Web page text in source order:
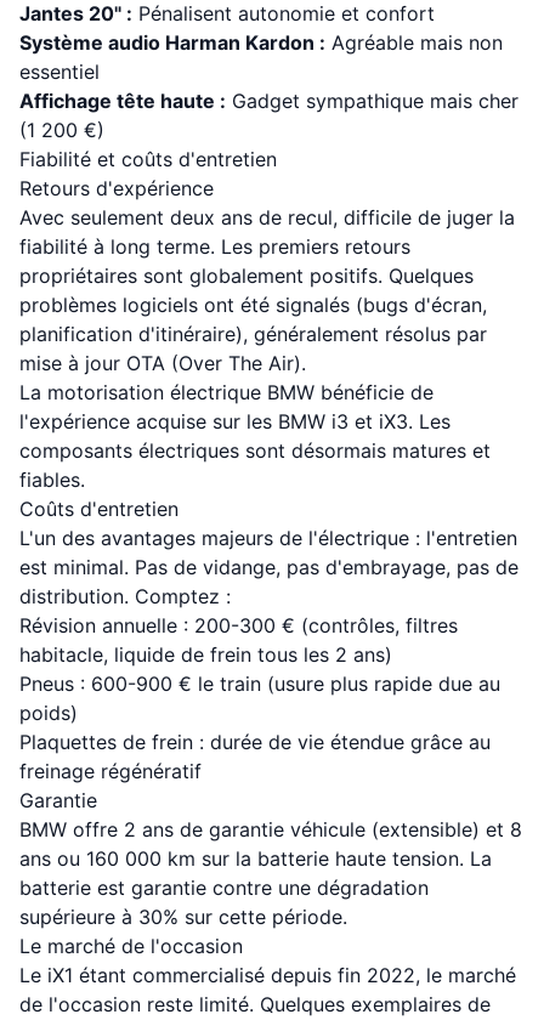
Jantes 20" : Pénalisent autonomie et confort
Système audio Harman Kardon : Agréable mais non
essentiel
Affichage tête haute : Gadget sympathique mais cher
(1 200 €)
Fiabilité et coûts d'entretien
Retours d'expérience
Avec seulement deux ans de recul, difficile de juger la
fiabilité à long terme. Les premiers retours
propriétaires sont globalement positifs. Quelques
problèmes logiciels ont été signalés (bugs d'écran,
planification d'itinéraire), généralement résolus par
mise à jour OTA (Over The Air).
La motorisation électrique BMW bénéficie de
l'expérience acquise sur les BMW i3 et iX3. Les
composants électriques sont désormais matures et
fiables.
Coûts d'entretien
L'un des avantages majeurs de l'électrique : l'entretien
est minimal. Pas de vidange, pas d'embrayage, pas de
distribution. Comptez :
Révision annuelle : 200-300 € (contrôles, filtres
habitacle, liquide de frein tous les 2 ans)
Pneus : 600-900 € le train (usure plus rapide due au
poids)
Plaquettes de frein : durée de vie étendue grâce au
freinage régénératif
Garantie
BMW offre 2 ans de garantie véhicule (extensible) et 8
ans ou 160 000 km sur la batterie haute tension. La
batterie est garantie contre une dégradation
supérieure à 30% sur cette période.
Le marché de l'occasion
Le iX1 étant commercialisé depuis fin 2022, le marché
de l'occasion reste limité. Quelques exemplaires de